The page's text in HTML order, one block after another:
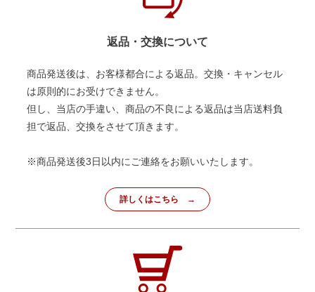
返品・交換について
商品発送後は、お客様都合による返品。交換・キャンセル
は原則的にお受けできません。
但し、当店の手違い、商品の不良による返品は当店送料負
担で返品、交換をさせて頂きます。
※商品発送後3日以内にご連絡をお願いいたします。
詳しくはこちら